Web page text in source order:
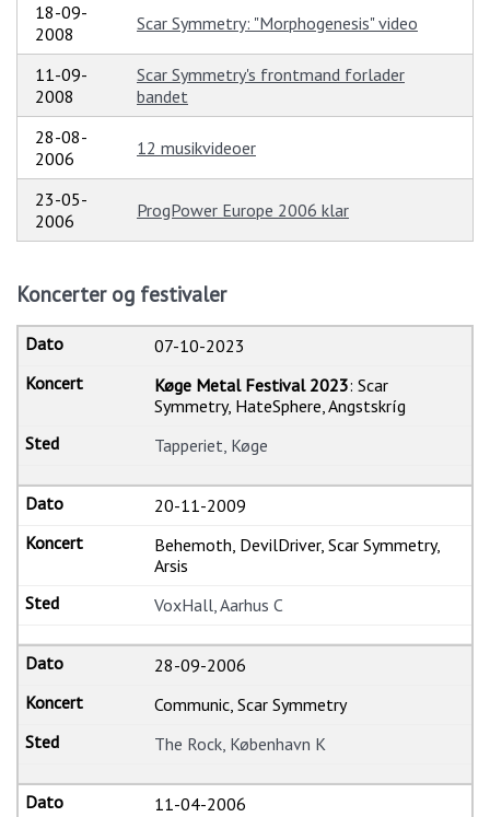
18-09-
2008
Scar Symmetry: "Morphogenesis" video
11-09-
2008
Scar Symmetry's frontmand forlader
bandet
28-08-
2006
12 musikvideoer
23-05-
2006
ProgPower Europe 2006 klar
Koncerter og festivaler
07-10-2023
Køge Metal Festival 2023: Scar
Symmetry, HateSphere, Angstskríg
Tapperiet, Køge
20-11-2009
Behemoth, DevilDriver, Scar Symmetry,
Arsis
VoxHall, Aarhus C
28-09-2006
Communic, Scar Symmetry
The Rock, København K
11-04-2006